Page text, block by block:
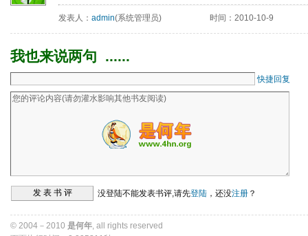
发表人： admin(系统管理员) 时间：2010-10-9
我也来说两句 ......
快捷回复
没登陆不能发表书评,请先登陆 ，还没注册 ？
© 2004－2010 是何年 , all rights reserved